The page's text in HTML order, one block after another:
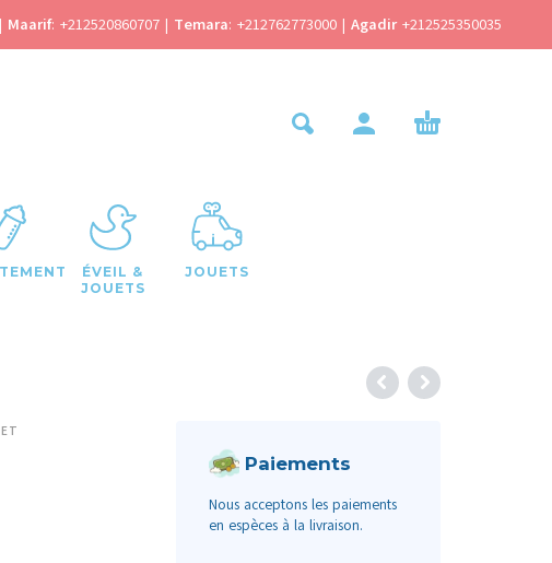
| Maarif: +212520860707 | Temara: +212762773000 | Agadir +212525350035
ÉVEIL &
JOUETS
JOUETS
Paiements
Nous acceptons les paiements
en espèces à la livraison.